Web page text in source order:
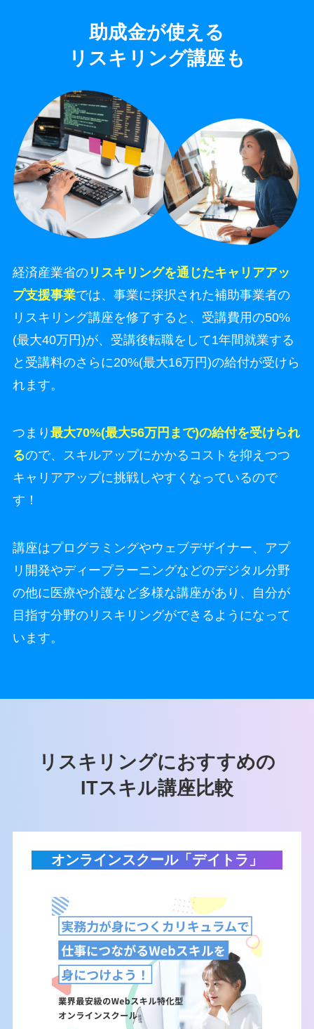
助成金が使える
リスキリング講座も
経済産業省のリスキリングを通じたキャリアアッ
プ支援事業では、事業に採択された補助事業者の
リスキリング講座を修了すると、受講費用の50%
(最大40万円)が、受講後転職をして1年間就業する
と受講料のさらに20%(最大16万円)の給付が受けら
れます。
つまり 最大70%(最大56万円まで)の給付を受けられ
るので、スキルアップにかかるコストを抑えつつ
キャリアアップに挑戦しやすくなっているので
す！
講座はプログラミングやウェブデザイナー、アプ
リ開発やディープラーニングなどのデジタル分野
の他に医療や介護など多様な講座があり、自分が
目指す分野のリスキリングができるようになって
います。
リスキリングにおすすめの
ITスキル講座比較
オンラインスクール「デイトラ」